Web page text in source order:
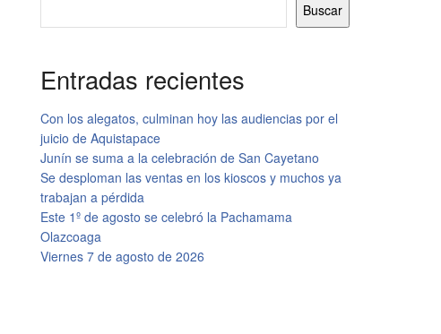
Buscar
Entradas recientes
Con los alegatos, culminan hoy las audiencias por el
juicio de Aquistapace
Junín se suma a la celebración de San Cayetano
Se desploman las ventas en los kioscos y muchos ya
trabajan a pérdida
Este 1º de agosto se celebró la Pachamama
Olazcoaga
Viernes 7 de agosto de 2026